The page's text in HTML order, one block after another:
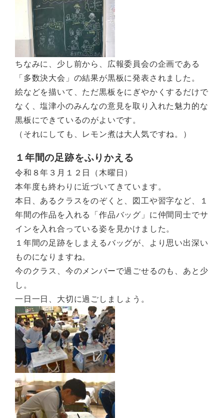
ちなみに、少し前から、広報委員会の企画である
「多数決大会」の結果が黒板に発表されました。
絵などを描いて、ただ黒板をにぎやかくするだけで
なく、塩津小のみんなの意見を取り入れた魅力的な
黒板にできているのがよいです。
（それにしても、レモン煮は大人気ですね。）
１年間の足跡をふりかえる
令和８年３月１２日（木曜日）
本年度も終わりに近づいてきています。
本日、あるクラスをのぞくと、図工や習字など、１
年間の作品を入れる「作品バッグ」に仲間同士でサ
インを入れ合っている姿を見かけました。
１年間の足跡をしまえるバッグが、より思い出深い
ものになりますね。
今のクラス、今のメンバーで過ごせるのも、あと少
し。
一日一日、大切に過ごしましょう。